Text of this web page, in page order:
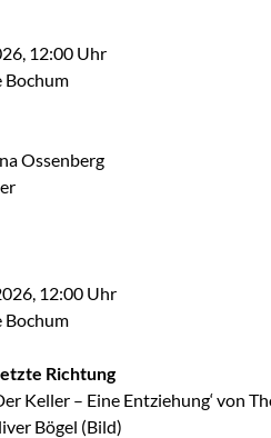
12:00 Uhr
Bochum
Ossenberg
12:00 Uhr
Bochum
Richtung
Keller – Eine Entziehung‘ von
Bögel (Bild)